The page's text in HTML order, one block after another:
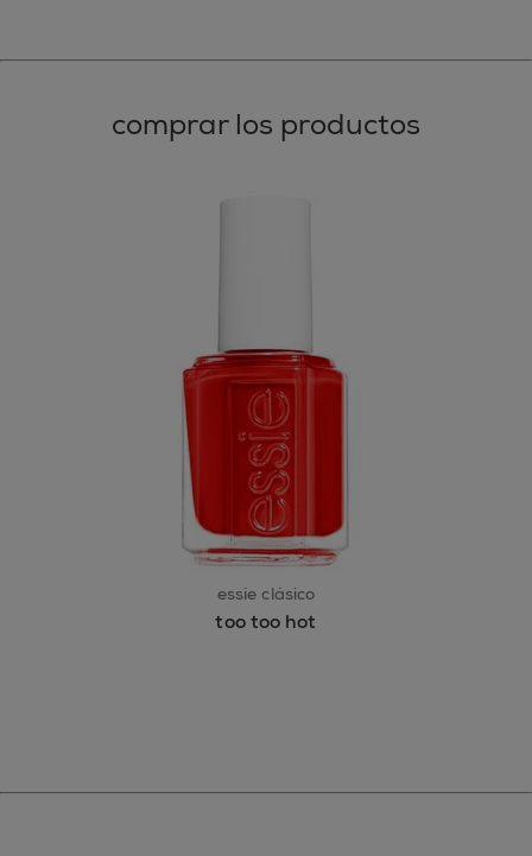
comprar los productos
essie clásico
too too hot